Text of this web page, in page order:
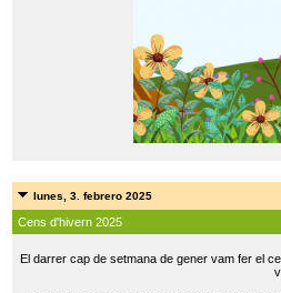
lunes, 3. febrero 2025
Cens d'hivern 2025
El darrer cap de setmana de gener vam fer el